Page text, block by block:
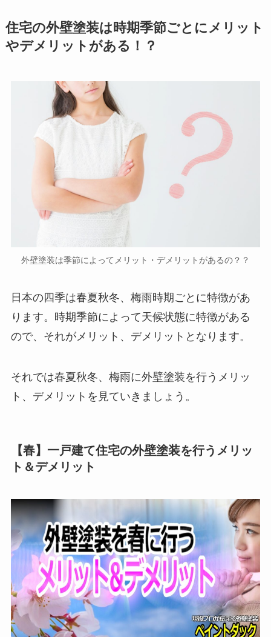
住宅の外壁塗装は時期季節ごとにメリット
やデメリットがある！？
外壁塗装は季節によってメリット・デメリットがあるの？？
日本の四季は春夏秋冬、梅雨時期ごとに特徴があ
ります。時期季節によって天候状態に特徴がある
ので、それがメリット、デメリットとなります。
それでは春夏秋冬、梅雨に外壁塗装を行うメリッ
ト、デメリットを見ていきましょう。
【春】一戸建て住宅の外壁塗装を行うメリッ
ト＆デメリット